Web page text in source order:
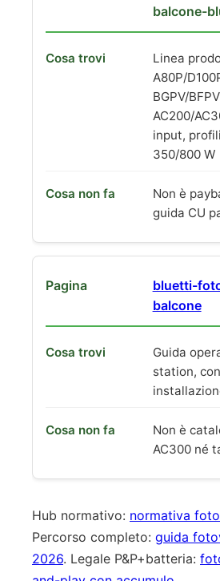
balcone-
Linea
A80P/
BGPV/
AC200/
input,
350/800 W
Non è
guida CU
bluetti-
balcone
Guida
station,
Non è
AC300 né
Hub normativo: normativa
Percorso completo: guida
2026. Legale P&P+batteria: